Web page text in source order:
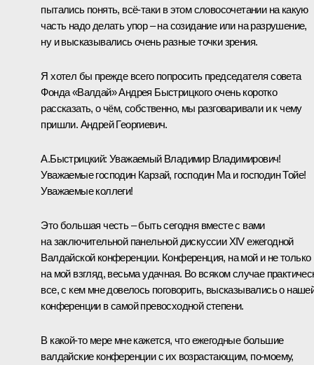
пытались понять, всё-таки в этом словосочетании на какую
часть надо делать упор – на созидание или на разрушение,
ну и высказывались очень разные точки зрения.
Я хотел бы прежде всего попросить председателя совета
Фонда «Валдай» Андрея Быстрицкого очень коротко
рассказать, о чём, собственно, мы разговаривали и к чему
пришли. Андрей Георгиевич.
А.Быстрицкий: Уважаемый Владимир Владимирович!
Уважаемые господин Карзай, господин Ма и господин Тойе!
Уважаемые коллеги!
Это большая честь – быть сегодня вместе с вами
на заключительной панельной дискуссии XIV ежегодной
Валдайской конференции. Конференция, на мой и не только
на мой взгляд, весьма удачная. Во всяком случае
все, с кем мне довелось поговорить, высказывались о
конференции в самой превосходной степени.
В какой-то мере мне кажется, что ежегодные большие
валдайские конференции с их возрастающим, по-моему,